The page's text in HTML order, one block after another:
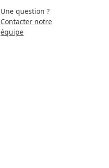
Une question ?
Contacter notre
équipe